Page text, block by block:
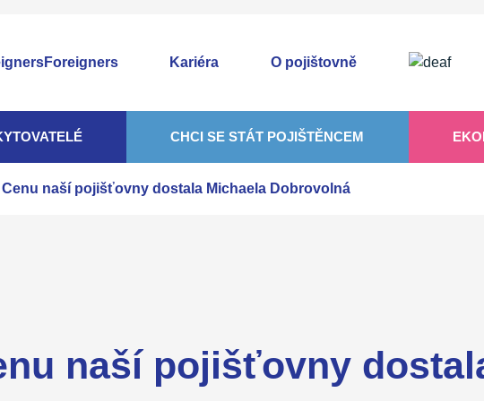
Foreigners Kariéra O pojištovně
CHCI SE STÁT POJIŠTĚNCEM
Cenu naší pojišťovny dostala Michaela Dobrovolná
naší pojišťovny